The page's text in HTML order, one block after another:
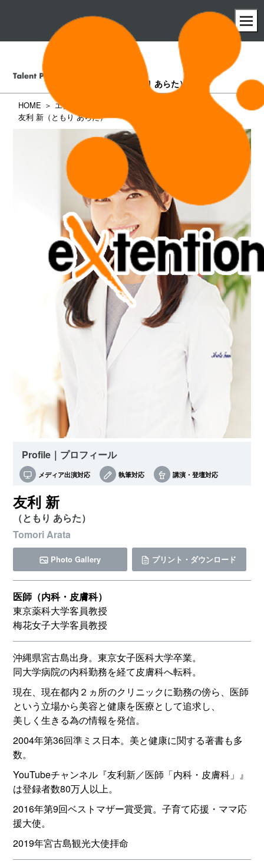
（ともり あらた）
HOME
エクステンション所属タレント一覧
友利 新（ともり あらた）
Profile｜プロフィール
メディア出演対応 執筆対応 講演・登壇対応
友利 新
（ともり あらた）
Tomori Arata
Photo Gallery プリント・ダウンロード
医師（内科・皮膚科）
東京薬科大学客員教授
梅花女子大学客員教授
沖縄県宮古島出身。東京女子医科大学卒業。
同大学病院の内科勤務を経て皮膚科へ転科。
現在、現在都内２ヵ所のクリニックに勤務の傍ら、医師
という立場から美容と健康を医療として追求し、
美しく生きる為の情報を発信。
2004年第36回準ミス日本。美と健康に関する著書も多
数。
YouTubeチャンネル『友利新／医師「内科・皮膚科」』
は登録者数80万人以上。
2016年第9回ベストマザー賞受賞。子育て応援・ママ応
援大使。
2019年宮古島観光大使拝命